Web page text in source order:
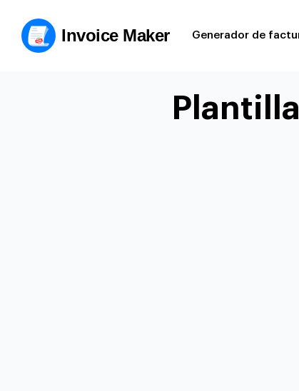
Invoice Maker Generador de